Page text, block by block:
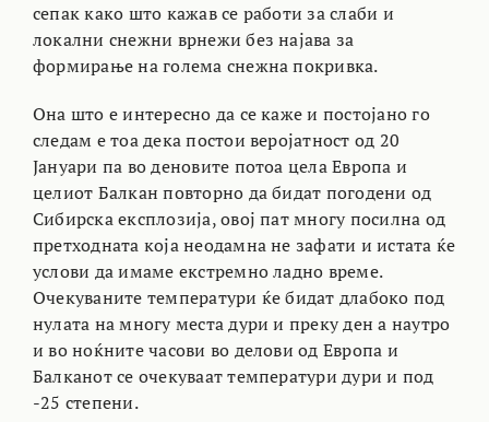
сепак како што кажав се работи за слаби и
локални снежни врнежи без најава за
формирање на голема снежна покривка.
Она што е интересно да се каже и постојано го
следам е тоа дека постои веројатност од 20
Јануари па во деновите потоа цела Европа и
целиот Балкан повторно да бидат погодени од
Сибирска експлозија, овој пат многу посилна од
претходната која неодамна не зафати и истата ќе
услови да имаме екстремно ладно време.
Очекуваните температури ќе бидат длабоко под
нулата на многу места дури и преку ден а наутро
и во ноќните часови во делови од Европа и
Балканот се очекуваат температури дури и под
-25 степени.